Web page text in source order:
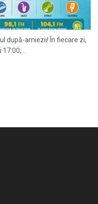
după-amiezii! În fiecare zi,